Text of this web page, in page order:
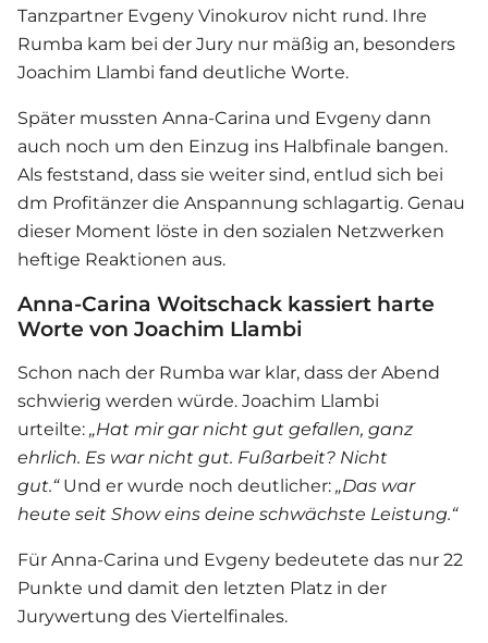
Tanzpartner Evgeny Vinokurov nicht rund. Ihre
Rumba kam bei der Jury nur mäßig an, besonders
Joachim Llambi fand deutliche Worte.
Später mussten Anna-Carina und Evgeny dann
auch noch um den Einzug ins Halbfinale bangen.
Als feststand, dass sie weiter sind, entlud sich bei
dm Profitänzer die Anspannung schlagartig. Genau
dieser Moment löste in den sozialen Netzwerken
heftige Reaktionen aus.
Anna-Carina Woitschack kassiert harte
Worte von Joachim Llambi
Schon nach der Rumba war klar, dass der Abend
schwierig werden würde. Joachim Llambi
urteilte: „Hat mir gar nicht gut gefallen, ganz
ehrlich. Es war nicht gut. Fußarbeit? Nicht
gut.“ Und er wurde noch deutlicher: „Das war
heute seit Show eins deine schwächste Leistung.“
Für Anna-Carina und Evgeny bedeutete das nur 22
Punkte und damit den letzten Platz in der
Jurywertung des Viertelfinales.